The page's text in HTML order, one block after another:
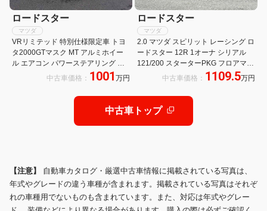
ロードスター
マツダ
VRリミテッド 特別仕様限定車 トヨ
タ2000GTマスク MT アルミホイー
ル エアコン パワーステアリング パ
ワーウィンドウ中古車価格： 1001 万円
ロードスター
マツダ
2.0 マツダ スピリット レーシング ロ
ードスター 12R 1オーナ シリアル
121/200 スターターPKG フロアマッ
ト ドラレコ スマートキー 保証書
RAYS製17インチAW マツダコネク
ト 8.8インチディスプレイ
中古車価格： 1109.5万円
中古車トップ
【注意】 自動車カタログ・厳選中古車情報に掲載されている写真は、
年式やグレードの違う車種が含まれます。掲載されている写真はそれぞ
れの車種用でないものも含まれています。また、対応は年式やグレー